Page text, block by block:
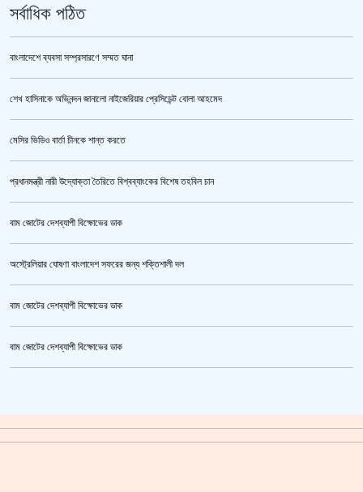
‘জুলাই গণঅভ্যুত্থান স্মৃতি জাদুঘর’ উদ্বোধন করলেন প্রধানমন্ত্রী
সর্বাধিক পঠিত
বাংলাদেশে ব্যবসা সম্প্রসারণে সম্মত ঘানা
শেখ হাসিনাকে অভিনন্দন জানালো নাইজেরিয়ার প্রেসিডেন্ট বোলা আহমেদ
মেসির ভিডিও বার্তা চীনকে শান্ত করতে
প্রধানমন্ত্রী নারী উদ্যোক্তা তৈরিতে বিশ্বব্যাংকের বিশেষ তহবিল চান
বাম জোটের দেশব্যাপী বিক্ষোভের ডাক
অস্ট্রেলিয়ার ঘোষণা বাংলাদেশ সফরের জন্য শক্তিশালী দল
বাম জোটের দেশব্যাপী বিক্ষোভের ডাক
বাম জোটের দেশব্যাপী বিক্ষোভের ডাক
গাজীপুর মহাসড়ক অবরোধ,সিটি করপোরেশনের গাড়ি চাপায় শ্রমিক নিহত